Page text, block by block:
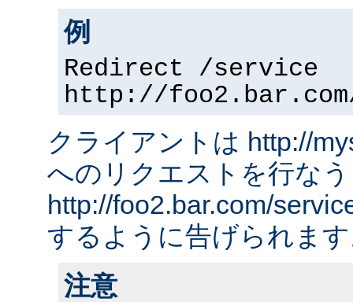
例
Redirect /service
http://
クライアントは http://
へのリクエストを行な
http://foo2.bar.com/
するように告げられま
注意